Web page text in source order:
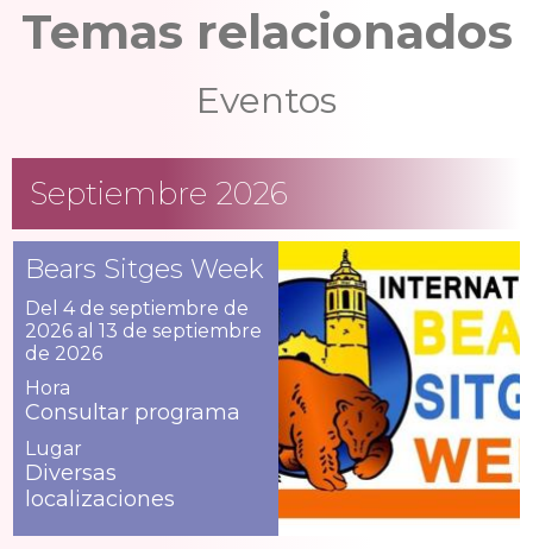
Temas relacionados
Eventos
Septiembre 2026
Bears Sitges Week
Del 4 de septiembre de
2026 al 13 de septiembre
de 2026
Hora
Consultar programa
Lugar
Diversas
localizaciones